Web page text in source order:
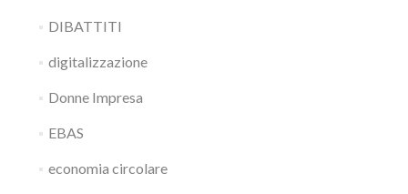
DIBATTITI
digitalizzazione
Donne Impresa
EBAS
economia circolare